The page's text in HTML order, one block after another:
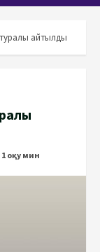
туралы айтылды
1 оқу мин